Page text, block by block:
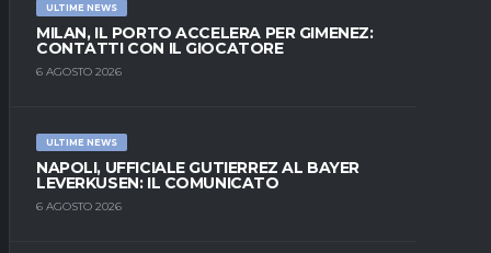
ULTIME NEWS
MILAN, IL PORTO ACCELERA PER GIMENEZ:
CONTATTI CON IL GIOCATORE
6 AGOSTO 2026
ULTIME NEWS
NAPOLI, UFFICIALE GUTIERREZ AL BAYER
LEVERKUSEN: IL COMUNICATO
6 AGOSTO 2026